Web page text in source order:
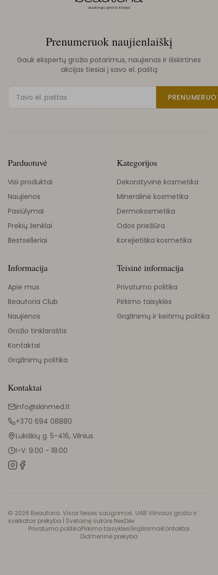
Prenumeruok naujienlaiškį
Gauk ekspertų grožio patarimus, naujienas ir išskirtines
akcijas tiesiai į savo el. paštą
Parduotuvė
Visi produktai
Naujienos
Pasiūlymai
Prekių ženklai
Bestselleriai
Kategorijos
Dekoratyvinė kosmetika
Mineralinė kosmetika
Dermokosmetika
Odos priežiūra
Korejietiška kosmetika
Informacija
Apie mus
Beautoria Club
Naujienos
Grožio tinklaraštis
Kontaktai
Grąžinimų politika
Teisinė informacija
Privatumo politika
Pirkimo taisyklės
Grąžinimų ir keitimų politika
Kontaktai
info@skinmed.lt
+370 694 08880
Lukiškių g. 5-416, Vilnius
I-V: 9:00 - 18:00
© 2026 Beautoria. Visos teisės saugomos. UAB Vilniaus grožio ir
sveikatos prekyba | Svetainę sukūrė NexDev
Privatumo politikaPirkimo taisyklėsGrąžinimaiKontaktai
Didmeninė prekyba